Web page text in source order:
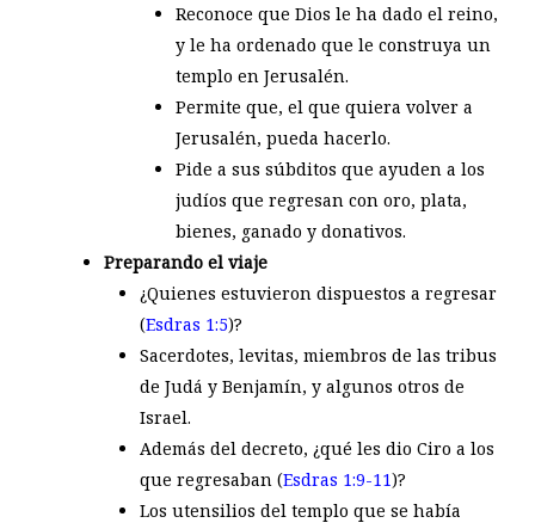
Reconoce que Dios le ha dado el reino,
y le ha ordenado que le construya un
templo en Jerusalén.
Permite que, el que quiera volver a
Jerusalén, pueda hacerlo.
Pide a sus súbditos que ayuden a los
judíos que regresan con oro, plata,
bienes, ganado y donativos.
Preparando el viaje
¿Quienes estuvieron dispuestos a regresar
(Esdras 1:5)?
Sacerdotes, levitas, miembros de las tribus
de Judá y Benjamín, y algunos otros de
Israel.
Además del decreto, ¿qué les dio Ciro a los
que regresaban (Esdras 1:9-11)?
Los utensilios del templo que se había